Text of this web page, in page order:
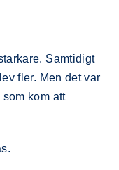
Samtidigt
fler. Men det var
kom att